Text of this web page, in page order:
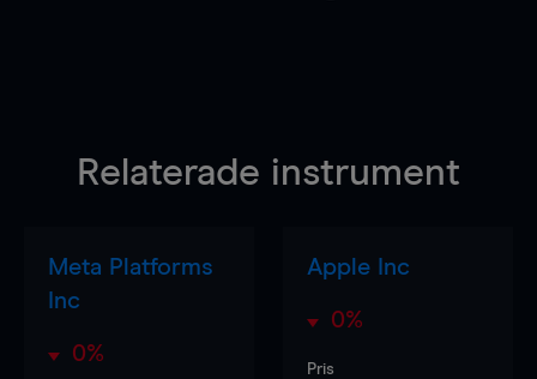
Relaterade instrument
Meta Platforms
Inc
0%
Apple Inc
0%
Pris